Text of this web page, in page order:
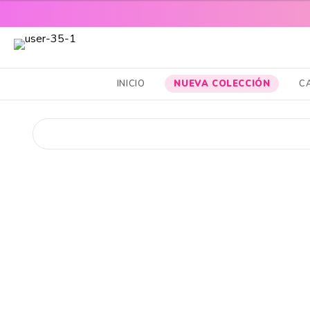
CABELLO SANO, PIEL RADIANTE Y MAQUILLAJE TOP
INICIO NUEVA COLECCIÓN